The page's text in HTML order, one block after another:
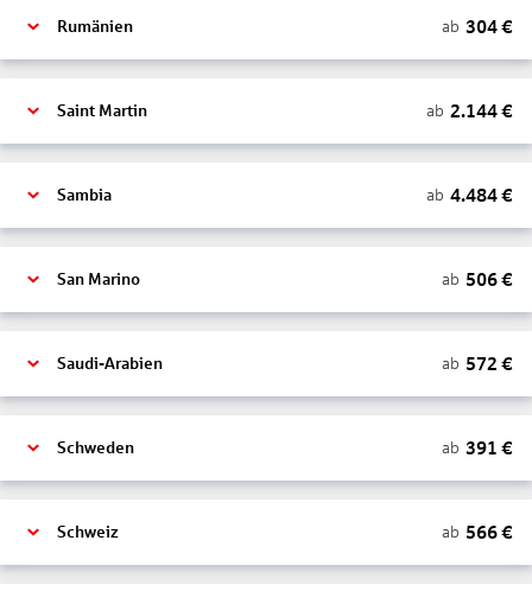
Rumänien ab 304€
Saint Martin ab 2.144€
Sambia ab 4.484€
San Marino ab 506€
Saudi-Arabien ab 572 €
Schweden ab 391 €
Schweiz ab 566€